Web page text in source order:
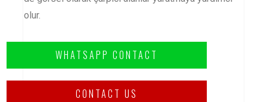
olur.
WHATSAPP CONTACT
CONTACT US